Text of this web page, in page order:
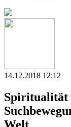
14.12.2018 12:12
Spiritualität